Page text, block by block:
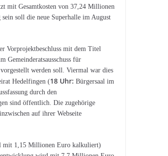
mit Gesamtkosten von 37,24 Millionen
soll die neue Superhalle im August
Vorprojektbeschluss mit dem Titel
Gemeinderatsausschuss für
werden soll. Viermal war dies
Hedelfingen (18 Uhr: Bürgersaal im
durch den
sind öffentlich. Die zugehörige
auf ihrer Webseite
mit 1,15 Millionen Euro kalkuliert)